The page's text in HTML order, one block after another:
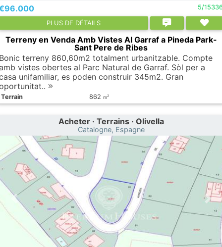
5/
PLUS DE DÉTAILS
Terreny en Venda Amb Vistes Al Garraf a Pineda Park-
Sant Pere de Ribes
terreny 860,60m2 totalment urbanitzable. Compte
vistes obertes al Parc Natural de Garraf. Sòl per a
unifamiliar, es poden construir 345m2. Gran
Terrain 862 m2
Acheter · Terrains · Olivella
Catalogne, Espagne